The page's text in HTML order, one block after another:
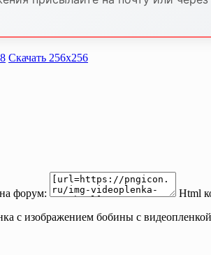
Скачать 256х256
форум:
Html
с изображением бобины с видеопленкой